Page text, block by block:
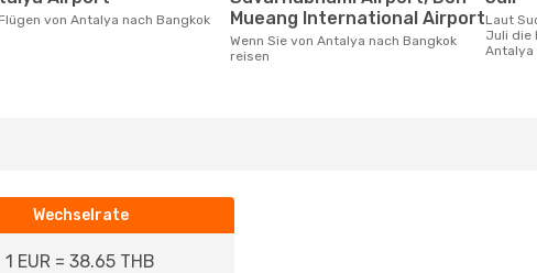
Flügen von Antalya nach Bangkok
Mueang International Airport
Wenn Sie von Antalya nach Bangkok
reisen
Laut Suchanfragen unserer Kunden ist
Juli die
Antalya
Wechselrate
1 EUR = 38.65 THB